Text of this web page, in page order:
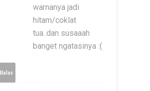
warnanya jadi
hitam/coklat
tua..dan susaaah
banget ngatasinya :(
Balas